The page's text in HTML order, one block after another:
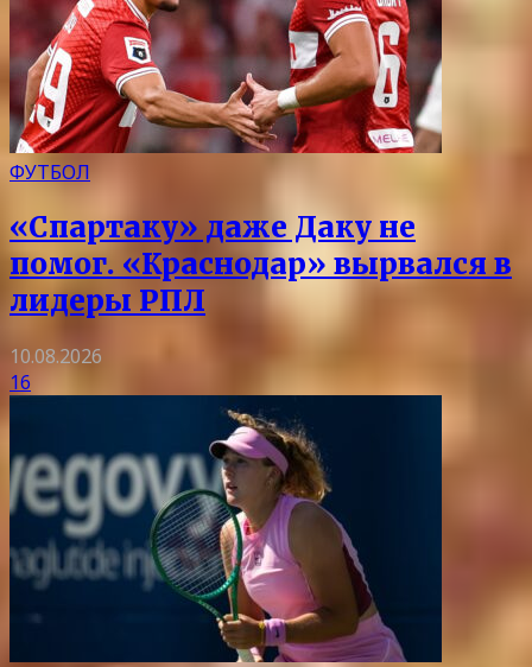
ФУТБОЛ
«Спартаку» даже Даку не
помог. «Краснодар» вырвался в
лидеры РПЛ
10.08.2026
16